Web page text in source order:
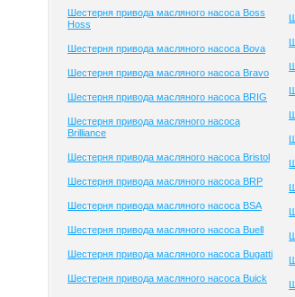
Шестерня привода масляного насоса Boss
Hoss
Шестерня привода масляного насоса Bova
Шестерня привода масляного насоса Bravo
Шестерня привода масляного насоса BRIG
Шестерня привода масляного насоса
Brilliance
Шестерня привода масляного насоса Bristol
Шестерня привода масляного насоса BRP
Шестерня привода масляного насоса BSA
Шестерня привода масляного насоса Buell
Шестерня привода масляного насоса Bugatti
Шестерня привода масляного насоса Buick